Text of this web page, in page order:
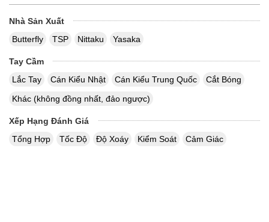
Nhà Sản Xuất
Butterfly
TSP Nittaku Yasaka
Tay Cầm
Lắc Tay
Cán Kiểu Nhật Cán Kiểu Trung Quốc
Cắt Bóng
Khác (không đồng nhất, đảo ngược)
Xếp Hạng Đánh Giá
Tổng Hợp
Tốc Độ Độ Xoáy Kiểm Soát Cảm Giác